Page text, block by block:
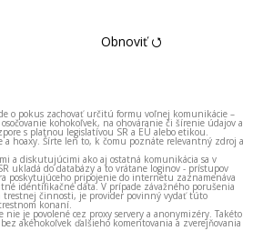
Obnoviť ⭯
o pokus zachovať určitú formu voľnej komunikácie –
kohokoľvek, na ohováranie či šírenie údajov a
s platnou legislatívou SR a EÚ alebo etikou.
a hoaxy. Šírte len to, k čomu poznáte relevantný zdroj a
a diskutujúcimi ako aj ostatná komunikácia sa v
ukladá do databázy a to vrátane loginov - prístupov
poskytujúceho pripojenie do internetu zaznamenáva
identifikačné dáta. V prípade závažného porušenia
trestnej činnosti, je provider povinný vydať túto
konaní.
nie je povolené cez proxy servery a anonymizéry. Takéto
akéhokoľvek ďalšieho komentovania a zverejňovania